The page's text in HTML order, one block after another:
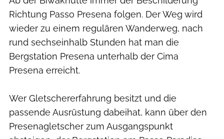
Richtung Passo Presena folgen. Der Weg wird
wieder zu einem regulären Wanderweg, nach
rund sechseinhalb Stunden hat man die
Bergstation Presena unterhalb der Cima
Presena erreicht.
Wer Gletschererfahrung besitzt und die
passende Ausrüstung dabeihat, kann über den
Presenagletscher zum Ausgangspunkt